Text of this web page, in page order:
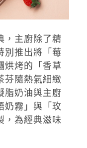
，主廚除了精
別推出將「莓
烘烤的「香草
芬隨熱氣細緻
脂奶油與主廚
奶霧」與「玫
，為經典滋味